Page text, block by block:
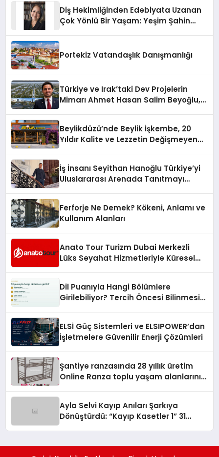
Diş Hekimliğinden Edebiyata Uzanan
Çok Yönlü Bir Yaşam: Yeşim Şahin
Portekiz Vatandaşlık Danışmanlığı
Türkiye ve Irak’taki Dev Projelerin
Mimarı Ahmet Hasan Salim Beyoğlu,
Hayata Geçirecek
Beylikdüzü’nde Beylik İşkembe, 20
Yıldır Kalite ve Lezzetin Değişmeyen
İş İnsanı Seyithan Hanoğlu Türkiye’yi
Uluslararası Arenada Tanıtmayı
Ferforje Ne Demek? Kökeni, Anlamı ve
Kullanım Alanları
Anato Tour Turizm Dubai Merkezli
Lüks Seyahat Hizmetleriyle Küresel
Dil Puanıyla Hangi Bölümlere
Girilebiliyor? Tercih Öncesi Bilinmesi
ELSİ Güç Sistemleri ve ELSIPOWER’dan
İşletmelere Güvenilir Enerji Çözümleri
Şantiye ranzasında 28 yıllık üretim
Online Ranza toplu yaşam alanlarını
Ayla Selvi Kayıp Anıları Şarkıya
Dönüştürdü: “Kayıp Kasetler 1” 31